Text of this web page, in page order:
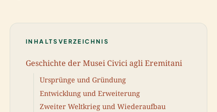
INHALTSVERZEICHNIS
Geschichte der Musei Civici agli Eremitani
Ursprünge und Gründung
Entwicklung und Erweiterung
Zweiter Weltkrieg und Wiederaufbau